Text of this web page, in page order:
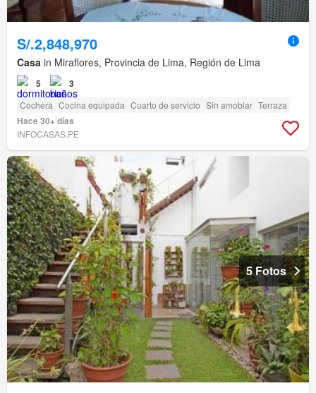
S/.2,848,970
Casa in Miraflores, Provincia de Lima, Región de Lima
5 3
Cochera Cocina equipada Cuarto de servicio Sin amoblar Terraza
Hace 30+ días
INFOCASAS.PE
5 Fotos